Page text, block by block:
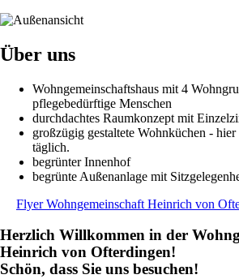
Image
Über uns
Wohngemeinschaftshaus mit 4
pflegebedürftige Menschen
durchdachtes Raumkonzept mit
großzügig gestaltete Wohnküchen -
täglich.
begrünter Innenhof
begrünte Außenanlage mit
Flyer Wohngemeinschaft Heinrich von
Herzlich Willkommen in der
Heinrich von Ofterdingen!
Schön, dass Sie uns besuchen!